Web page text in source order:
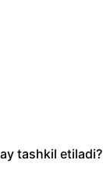
tashkil etiladi?